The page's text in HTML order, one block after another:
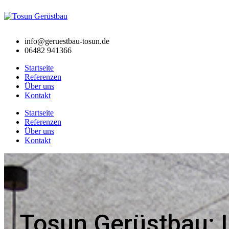
info@geruestbau-tosun.de
06482 941366
Startseite
Referenzen
Über uns
Kontakt
Startseite
Referenzen
Über uns
Kontakt